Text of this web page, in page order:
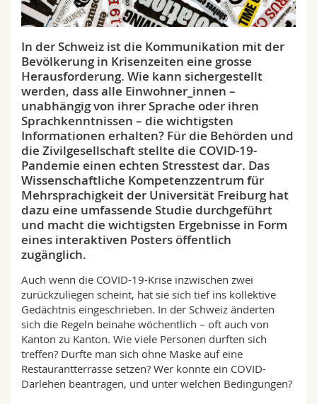
Math.-Nat. und Med. Fak.
Interfakultär
Mitarbeitende
Doktorierende
Webmail
Vorlesungsverzeichnis
MyUnifr
In der Schweiz ist die Kommunikation mit der
Bevölkerung in Krisenzeiten eine grosse
Herausforderung. Wie kann sichergestellt
werden, dass alle Einwohner_innen –
unabhängig von ihrer Sprache oder ihren
Sprachkenntnissen – die wichtigsten
Informationen erhalten? Für die Behörden und
die Zivilgesellschaft stellte die COVID-19-
Pandemie einen echten Stresstest dar. Das
Wissenschaftliche Kompetenzzentrum für
Mehrsprachigkeit der Universität Freiburg hat
dazu eine umfassende Studie durchgeführt
und macht die wichtigsten Ergebnisse in Form
eines interaktiven Posters öffentlich
zugänglich.
Auch wenn die COVID-19-Krise inzwischen zwei
zurückzuliegen scheint, hat sie sich tief ins kollektive
Gedächtnis eingeschrieben. In der Schweiz änderten
sich die Regeln beinahe wöchentlich – oft auch von
Kanton zu Kanton. Wie viele Personen durften sich
treffen? Durfte man sich ohne Maske auf eine
Restaurantterrasse setzen? Wer konnte ein COVID-
Darlehen beantragen, und unter welchen Bedingungen?